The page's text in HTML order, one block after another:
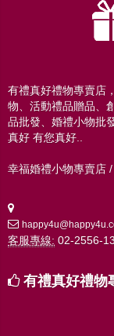
有禮真好禮物專賣店
物、活動禮品贈品、
品批發、婚禮小物批
真好 有您真好..
幸福婚禮小物專賣店
客服專線: 02-2556-
有禮真好禮物